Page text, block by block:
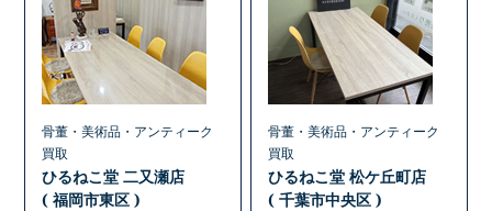
骨董・美術品・アンティーク
買取
ひるねこ堂 二又瀬店
( 福岡市東区 )
骨董・美術品・アンティーク
買取
ひるねこ堂 松ケ丘町店
( 千葉市中央区 )